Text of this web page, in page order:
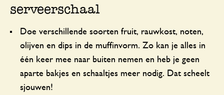
serveerschaal
Doe verschillende soorten fruit, rauwkost, noten,
olijven en dips in de muffinvorm. Zo kan je alles in
één keer mee naar buiten nemen en heb je geen
aparte bakjes en schaaltjes meer nodig. Dat scheelt
sjouwen!